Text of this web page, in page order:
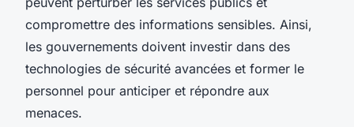
compromettre des informations sensibles. Ainsi,
les gouvernements doivent investir dans des
technologies de sécurité avancées et former le
personnel pour anticiper et répondre aux
menaces.